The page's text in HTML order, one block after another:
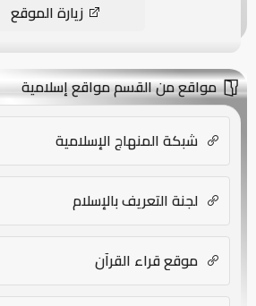
زيارة الموقع
مواقع من القسم مواقع إسلامية
شبكة المنهاج الإسلامية
لجنة التعريف بالإسلام
موقع قراء القرآن